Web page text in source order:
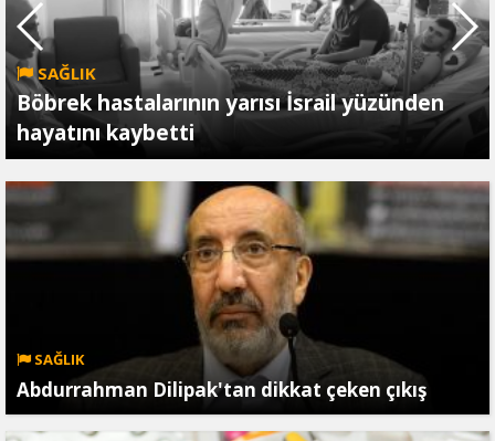
SAĞLIK
Böbrek hastalarının yarısı İsrail yüzünden
hayatını kaybetti
SAĞLIK
Abdurrahman Dilipak'tan dikkat çeken çıkış